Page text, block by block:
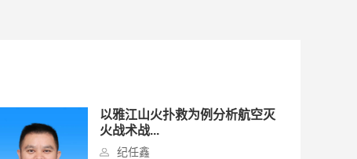
以雅江山火扑救为例分析航空灭
火战术战...
纪任鑫